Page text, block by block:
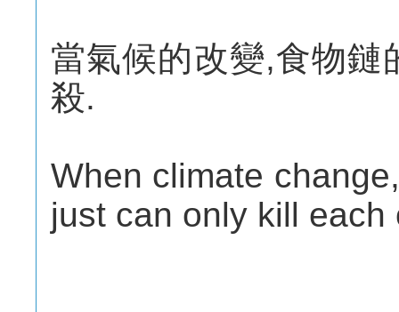
當氣候的改變,食物鏈
殺.
When climate
just can only kill each